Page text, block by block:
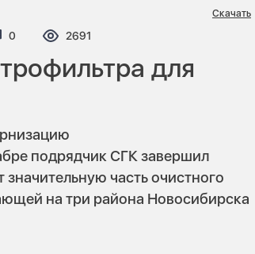
Комментариев:
0 Просмотров:
2691
Скачать
для
подрядчик СГК завершил
часть очистного
на три района Новосибирска